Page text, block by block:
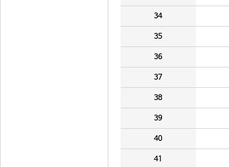
34
35
36
37
38
39
40
41